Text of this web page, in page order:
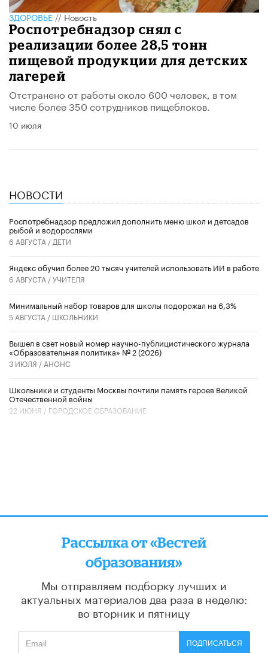
ЗДОРОВЬЕ//Новость
Роспотребнадзор снял с
реализации более 28,5 тонн
пищевой продукции для детских
лагерей
Отстранено от работы около 600 человек, в том
числе более 350 сотрудников пищеблоков.
10 июля
НОВОСТИ
Роспотребнадзор предложил дополнить меню школ и детсадов
рыбой и водорослями
6 АВГУСТА / ДЕТИ
​Яндекс обучил более 20 тысяч учителей использовать ИИ в работе
6 АВГУСТА /УЧИТЕЛЯ
Минимальный набор товаров для школы подорожал на 6,3%
5 АВГУСТА / ШКОЛЬНИКИ
Вышел в свет новый номер научно-публицистического журнала
«Образовательная политика» № 2 (2026)
3 ИЮЛЯ / АНОНС
Школьники и студенты Москвы почтили память героев Великой
Отечественной войны
22 ИЮНЯ / ГОРОДСКОЕ ОБРАЗОВАНИЕ
Рассылка от «Вестей
образования»
Мы отправляем подборку лучших и
актуальных материалов два раза в неделю:
во вторник и пятницу
ПОДПИСАТЬСЯ